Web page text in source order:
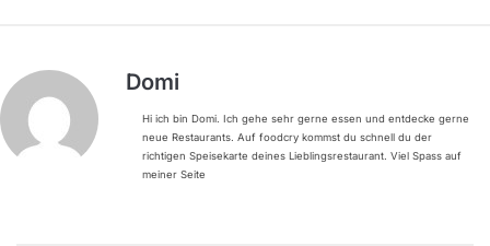
Domi
Hi ich bin Domi. Ich gehe sehr gerne essen und entdecke gerne
neue Restaurants. Auf foodcry kommst du schnell du der
richtigen Speisekarte deines Lieblingsrestaurant. Viel Spass auf
meiner Seite